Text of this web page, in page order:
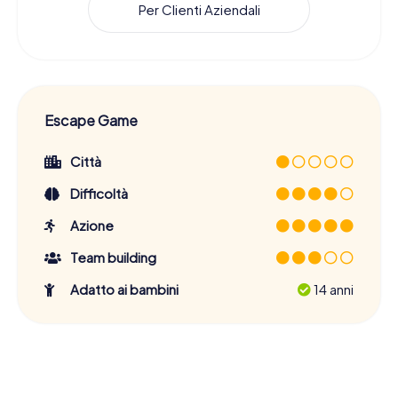
Per Clienti Aziendali
Escape Game
Città
Difficoltà
Azione
Team building
Adatto ai bambini
14 anni